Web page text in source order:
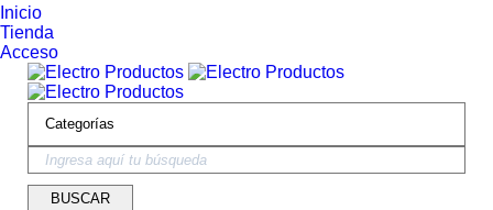
Inicio
Tienda
Acceso